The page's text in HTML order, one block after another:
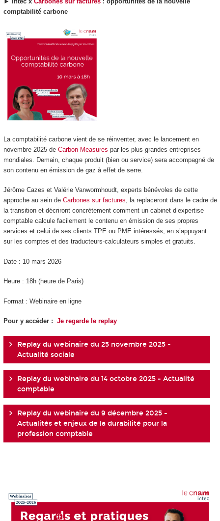
comptabilité carbone
La comptabilité carbone vient de se réinventer, avec le lancement en
novembre 2025 de Carbon Measures par les plus grandes entreprises
mondiales. Demain, chaque produit (bien ou service) sera accompagné de
son contenu en émission de gaz à effet de serre.
Jérôme Cazes et Valérie Vanwormhoudt, experts bénévoles de cette
approche au sein de Carbones sur factures, la replaceront dans le cadre de
la transition et décriront concrètement comment un cabinet d’expertise
comptable calcule facilement le contenu en émission de ses propres
services et celui de ses clients TPE ou PME intéressés, en s’appuyant
sur les comptes et des traducteurs-calculateurs simples et gratuits.
Date : 10 mars 2026
Heure : 18h (heure de Paris)
Format : Webinaire en ligne
Pour y accéder : Je regarde le replay
Replay du webinaire du 25 novembre 2025 -
Actualité sociale
Replay du webinaire du 14 octobre 2025 - Actualité
comptable
Replay du webinaire du 9 décembre 2025 -
Actualités et enjeux de la durabilité pour la
profession comptable